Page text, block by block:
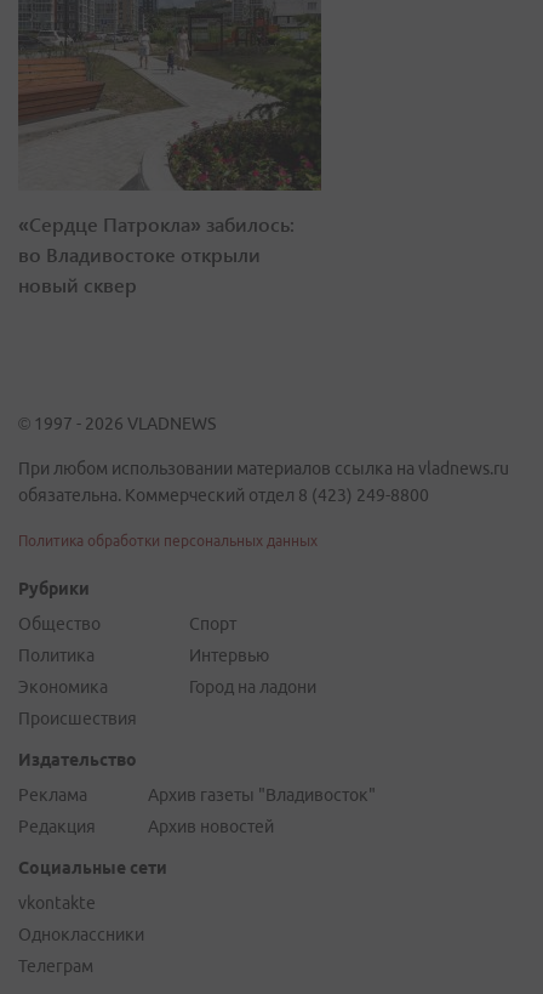
«Сердце Патрокла» забилось:
во Владивостоке открыли
новый сквер
© 1997 - 2026 VLADNEWS
При любом использовании материалов ссылка на vladnews.ru
обязательна. Коммерческий отдел 8 (423) 249-8800
Политика обработки персональных данных
Рубрики
Общество
Политика
Экономика
Происшествия
Спорт
Интервью
Город на ладони
Издательство
Реклама
Редакция
Архив газеты "Владивосток"
Архив новостей
Социальные сети
vkontakte
Одноклассники
Телеграм